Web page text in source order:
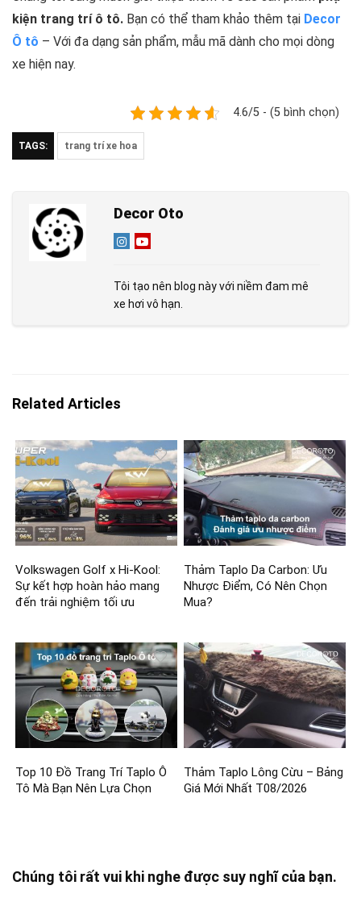
kiện trang trí ô tô. Bạn có thể tham khảo thêm tại Decor
Ô tô – Với đa dạng sản phẩm, mẫu mã dành cho mọi dòng
xe hiện nay.
4.6/5 - (5 bình chọn)
TAGS: trang trí xe hoa
Decor Oto
Tôi tạo nên blog này với niềm đam mê
xe hơi vô hạn.
Related Articles
Volkswagen Golf x Hi-Kool:
Sự kết hợp hoàn hảo mang
đến trải nghiệm tối ưu
Thảm Taplo Da Carbon: Ưu
Nhược Điểm, Có Nên Chọn
Mua?
Top 10 Đồ Trang Trí Taplo Ô
Tô Mà Bạn Nên Lựa Chọn
Thảm Taplo Lông Cừu – Bảng
Giá Mới Nhất T08/2026
Chúng tôi rất vui khi nghe được suy nghĩ của bạn.